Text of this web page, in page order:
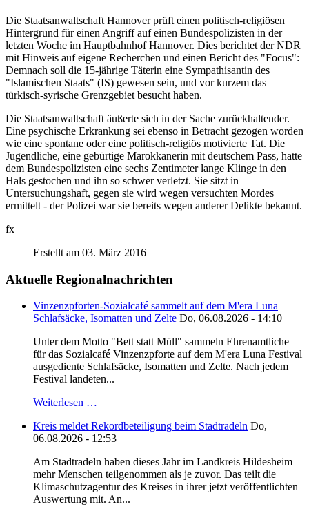
Die Staatsanwaltschaft Hannover prüft einen politisch-religiösen
Hintergrund für einen Angriff auf einen Bundespolizisten in der
letzten Woche im Hauptbahnhof Hannover. Dies berichtet der NDR
mit Hinweis auf eigene Recherchen und einen Bericht des "Focus":
Demnach soll die 15-jährige Täterin eine Sympathisantin des
"Islamischen Staats" (IS) gewesen sein, und vor kurzem das
türkisch-syrische Grenzgebiet besucht haben.
Die Staatsanwaltschaft äußerte sich in der Sache zurückhaltender.
Eine psychische Erkrankung sei ebenso in Betracht gezogen worden
wie eine spontane oder eine politisch-religiös motivierte Tat. Die
Jugendliche, eine gebürtige Marokkanerin mit deutschem Pass, hatte
dem Bundespolizisten eine sechs Zentimeter lange Klinge in den
Hals gestochen und ihn so schwer verletzt. Sie sitzt in
Untersuchungshaft, gegen sie wird wegen versuchten Mordes
ermittelt - der Polizei war sie bereits wegen anderer Delikte bekannt.
fx
Erstellt am 03. März 2016
Aktuelle Regionalnachrichten
Vinzenzpforten-Sozialcafé sammelt auf dem M'era Luna
Schlafsäcke, Isomatten und Zelte Do, 06.08.2026 - 14:10
Unter dem Motto "Bett statt Müll" sammeln Ehrenamtliche
für das Sozialcafé Vinzenzpforte auf dem M'era Luna Festival
ausgediente Schlafsäcke, Isomatten und Zelte. Nach jedem
Festival landeten...
Weiterlesen …
Kreis meldet Rekordbeteiligung beim Stadtradeln Do,
06.08.2026 - 12:53
Am Stadtradeln haben dieses Jahr im Landkreis Hildesheim
mehr Menschen teilgenommen als je zuvor. Das teilt die
Klimaschutzagentur des Kreises in ihrer jetzt veröffentlichten
Auswertung mit. An...